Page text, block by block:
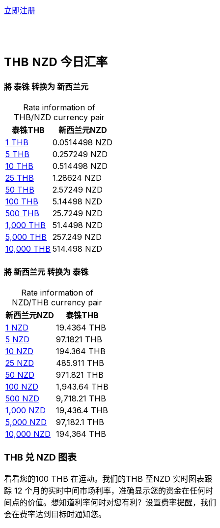
立即注册
THB NZD 今日汇率
將 泰铢 转换为 新西兰元
Rate information of
THB/NZD currency pair
泰铢THB 新西兰元NZD
1 THB 0.0514498 NZD
5 THB 0.257249 NZD
10 THB 0.514498 NZD
25 THB 1.28624 NZD
50 THB 2.57249 NZD
100 THB 5.14498 NZD
500 THB 25.7249 NZD
1,000 THB 51.4498 NZD
5,000 THB 257.249 NZD
10,000 THB 514.498 NZD
將 新西兰元 转换为 泰铢
Rate information of
NZD/THB currency pair
新西兰元NZD 泰铢THB
1 NZD 19.4364 THB
5 NZD 97.1821 THB
10 NZD 194.364 THB
25 NZD 485.911 THB
50 NZD 971.821 THB
100 NZD 1,943.64 THB
500 NZD 9,718.21 THB
1,000 NZD 19,436.4 THB
5,000 NZD 97,182.1 THB
10,000 NZD 194,364 THB
THB 兑 NZD 图表
看看您的100 THB 在运动。我们的THB 至NZD 实时图表跟
踪 12 个月的实时中间市场利率，准确显示您的资金在任何时
间点的价值。想知道利率何时对您有利？设置费率提醒，我们
会在费率达到目标时通知您。